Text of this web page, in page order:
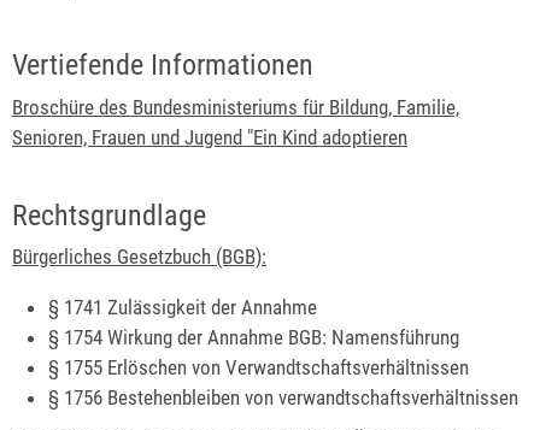
Vertiefende Informationen
Broschüre des Bundesministeriums für Bildung, Familie,
Senioren, Frauen und Jugend "Ein Kind adoptieren
Rechtsgrundlage
Bürgerliches Gesetzbuch (BGB):
§ 1741 Zulässigkeit der Annahme
§ 1754 Wirkung der Annahme BGB: Namensführung
§ 1755 Erlöschen von Verwandtschaftsverhältnissen
§ 1756 Bestehenbleiben von verwandtschaftsverhältnissen